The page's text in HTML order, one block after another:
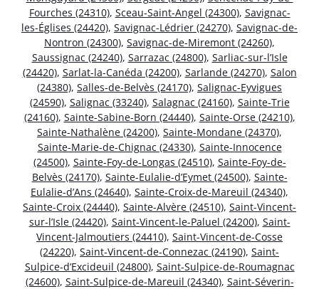
Fourches (24310), Sceau-Saint-Angel (24300), Savignac-
les-Églises (24420), Savignac-Lédrier (24270), Savignac-de-
Nontron (24300), Savignac-de-Miremont (24260),
Saussignac (24240), Sarrazac (24800), Sarliac-sur-l’Isle
(24420), Sarlat-la-Canéda (24200), Sarlande (24270), Salon
(24380), Salles-de-Belvès (24170), Salignac-Eyvigues
(24590), Salignac (33240), Salagnac (24160), Sainte-Trie
(24160), Sainte-Sabine-Born (24440), Sainte-Orse (24210),
Sainte-Nathalène (24200), Sainte-Mondane (24370),
Sainte-Marie-de-Chignac (24330), Sainte-Innocence
(24500), Sainte-Foy-de-Longas (24510), Sainte-Foy-de-
Belvès (24170), Sainte-Eulalie-d’Eymet (24500), Sainte-
Eulalie-d’Ans (24640), Sainte-Croix-de-Mareuil (24340),
Sainte-Croix (24440), Sainte-Alvère (24510), Saint-Vincent-
sur-l’Isle (24420), Saint-Vincent-le-Paluel (24200), Saint-
Vincent-Jalmoutiers (24410), Saint-Vincent-de-Cosse
(24220), Saint-Vincent-de-Connezac (24190), Saint-
Sulpice-d’Excideuil (24800), Saint-Sulpice-de-Roumagnac
(24600), Saint-Sulpice-de-Mareuil (24340), Saint-Séverin-